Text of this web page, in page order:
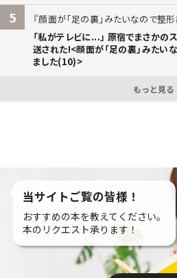
5
顔面が「足の裏」みたいなので整
「私がテレビに...」 原宿でまさかの
送された!<顔面が「足の裏」みたい
ました(10)>
もっと見る
当サイトご覧の皆様！
おすすめの本を教えてください。
本のリクエスト承ります！